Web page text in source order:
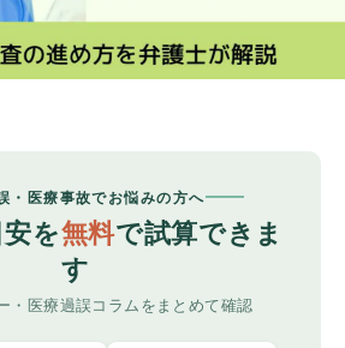
・医療事故でお悩みの方へ
を無料で試算できま
す
・医療過誤コラムをまとめて確認